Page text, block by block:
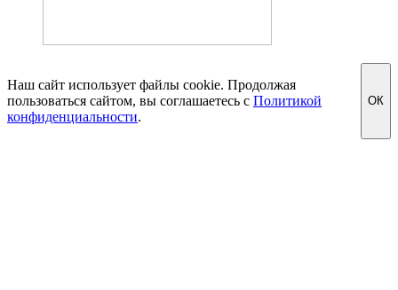
Наш сайт использует файлы cookie. Продолжая
пользоваться сайтом, вы соглашаетесь с Политикой
конфиденциальности.
ОК